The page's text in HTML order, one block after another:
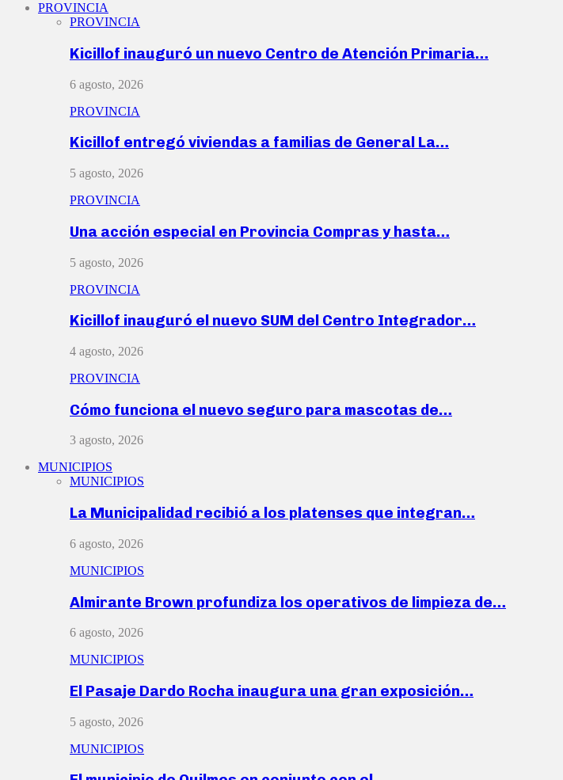
PROVINCIA
PROVINCIA
Kicillof inauguró un nuevo Centro de Atención Primaria…
6 agosto, 2026
PROVINCIA
Kicillof entregó viviendas a familias de General La…
5 agosto, 2026
PROVINCIA
Una acción especial en Provincia Compras y hasta…
5 agosto, 2026
PROVINCIA
Kicillof inauguró el nuevo SUM del Centro Integrador…
4 agosto, 2026
PROVINCIA
Cómo funciona el nuevo seguro para mascotas de…
3 agosto, 2026
MUNICIPIOS
MUNICIPIOS
La Municipalidad recibió a los platenses que integran…
6 agosto, 2026
MUNICIPIOS
Almirante Brown profundiza los operativos de limpieza de…
6 agosto, 2026
MUNICIPIOS
El Pasaje Dardo Rocha inaugura una gran exposición…
5 agosto, 2026
MUNICIPIOS